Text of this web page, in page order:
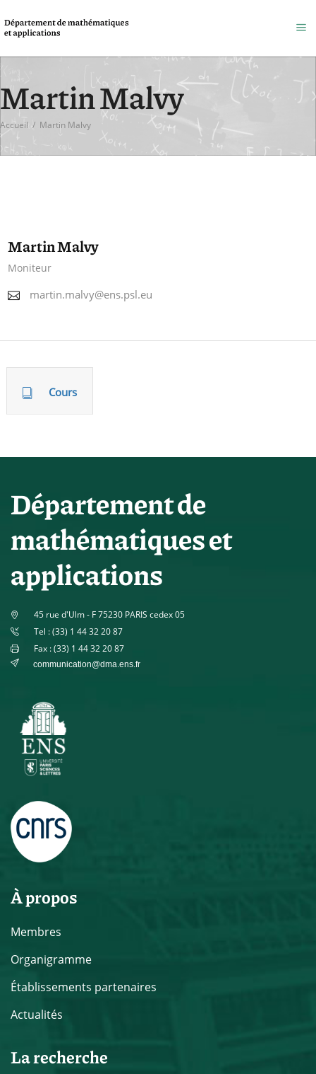
Martin Malvy
Accueil / Martin Malvy
Martin Malvy
Moniteur
martin.malvy@ens.psl.eu
Cours
Département de
mathématiques et
applications
45 rue d'Ulm - F 75230 PARIS cedex 05
Tel : (33) 1 44 32 20 87
Fax : (33) 1 44 32 20 87
communication@dma.ens.fr
À propos
Membres
Organigramme
Établissements partenaires
Actualités
La recherche